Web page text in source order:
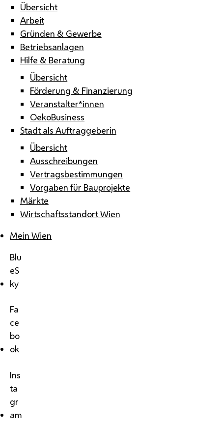
Übersicht
Arbeit
Gründen & Gewerbe
Betriebsanlagen
Hilfe & Beratung
Übersicht
Förderung & Finanzierung
Veranstalter*innen
OekoBusiness
Stadt als Auftraggeberin
Übersicht
Ausschreibungen
Vertragsbestimmungen
Vorgaben für Bauprojekte
Märkte
Wirtschaftsstandort Wien
Mein Wien
Blu
eS
ky
Fa
ce
bo
ok
Ins
ta
gr
am